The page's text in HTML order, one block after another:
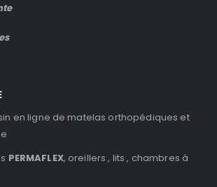
en ligne de matelas orthopédiques et
PERMAFLEX, oreillers , lits , chambres à